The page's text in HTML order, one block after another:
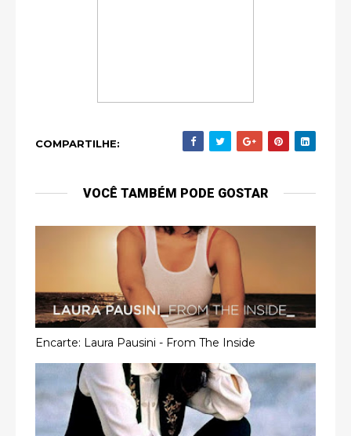
COMPARTILHE:
VOCÊ TAMBÉM PODE GOSTAR
Encarte: Laura Pausini - From The Inside